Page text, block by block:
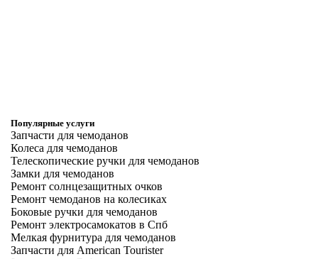
Популярные услуги
Запчасти для чемоданов
Колеса для чемоданов
Телескопические ручки для чемоданов
Замки для чемоданов
Ремонт солнцезащитных очков
Ремонт чемоданов на колесиках
Боковые ручки для чемоданов
Ремонт электросамокатов в Спб
Мелкая фурнитура для чемоданов
Запчасти для American Tourister